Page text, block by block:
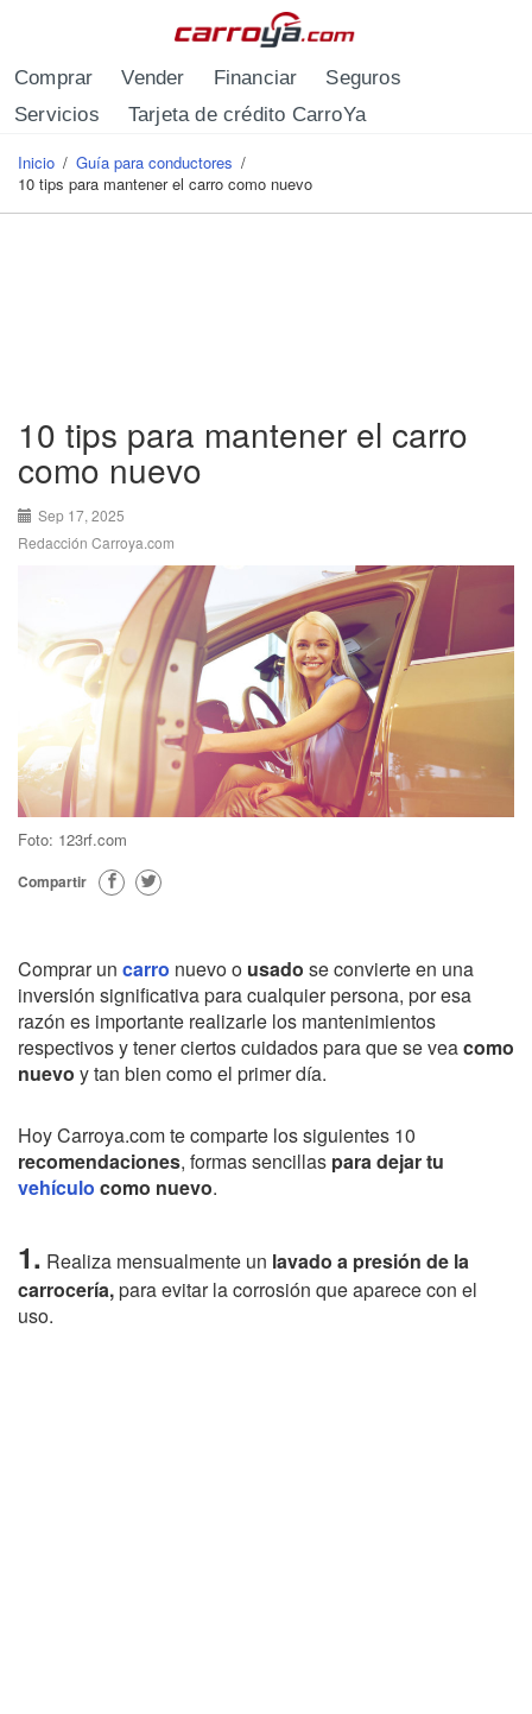
Comprar Vender Financiar
Seguros
Servicios
Tarjeta de crédito CarroYa
Se encuentra usted aquí
Inicio / Guía para conductores /
10 tips para mantener el carro como nuevo
10 tips para mantener el carro
como nuevo
Sep 17, 2025
Redacción Carroya.com
Foto: 123rf.com
Compartir
Comprar un carro nuevo o usado se convierte en una
inversión significativa para cualquier persona, por esa
razón es importante realizarle los mantenimientos
respectivos ytener ciertos cuidados para quese veacomo
nuevo y tan bien como el primer día.
Hoy Carroya.com te comparte los siguientes 10
recomendaciones, formas sencillas para dejar tu
vehículo como nuevo.
1. Realiza mensualmente un lavado a presión de la
carrocería,para evitar la corrosión que aparece con el
uso.